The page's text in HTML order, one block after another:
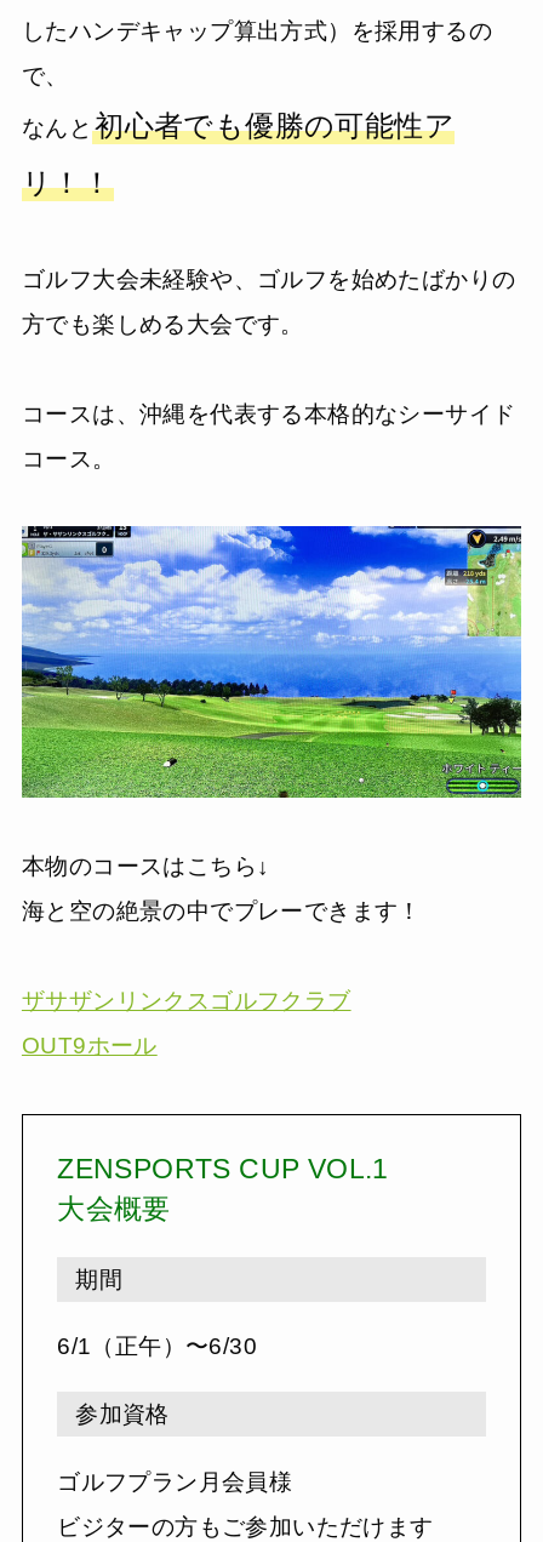
したハンデキャップ算出方式）を採用するの
で、
なんと初心者でも優勝の可能性ア
リ！！
ゴルフ大会未経験や、ゴルフを始めたばかりの
方でも楽しめる大会です。
コースは、沖縄を代表する本格的なシーサイド
コース。
本物のコースはこちら↓
海と空の絶景の中でプレーできます！
ザサザンリンクスゴルフクラブ
OUT9ホール
ZENSPORTS CUP VOL.1
大会概要
期間
6/1（正午）〜6/30
参加資格
ゴルフプラン月会員様
ビジターの方もご参加いただけます